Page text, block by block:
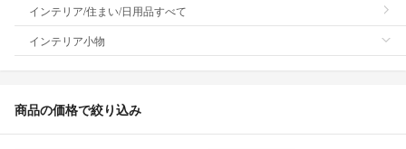
インテリア/住まい/日用品すべて
インテリア小物
商品の価格で絞り込み